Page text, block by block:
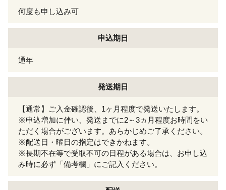
何度も申し込み可
申込期日
通年
発送期日
【通常】ご入金確認後、1ヶ月程度で発送いたします。
※申込増加に伴い、発送までに2～3ヵ月程度お時間をい
ただく場合がございます。あらかじめご了承ください。
※配送日・曜日の指定はできかねます。
※長期不在等で受取不可の日程がある場合は、お申し込
み時に必ず「備考欄」にご記入ください。